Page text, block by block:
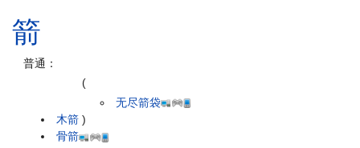
箭
普通：
木箭
(
无尽箭袋
)
骨箭